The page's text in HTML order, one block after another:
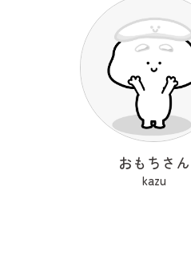
おもちさん
kazu